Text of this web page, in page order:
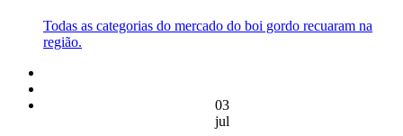
Todas as categorias do mercado do boi gordo recuaram na
região.
03
jul